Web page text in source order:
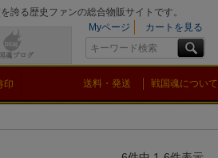
誇る歴史ファンの総合物販サイトです。
Myページ
カートを見る
印 送料・発送 戦国魂について